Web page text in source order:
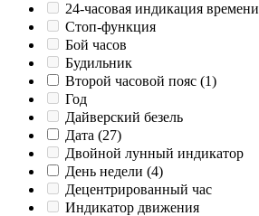
24-часовая индикация времени
Cтоп-функция
Бой часов
Будильник
Второй часовой пояс (1)
Год
Дайверский безель
Дата (27)
Двойной лунный индикатор
День недели (4)
Децентрированный час
Индикатор движения